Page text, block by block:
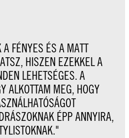
FÉNYES ÉS A MATT
HISZEN EZEKKEL A
LEHETSÉGES. A
ALKOTTAM MEG, HOGY
ÉPP ANNYIRA,